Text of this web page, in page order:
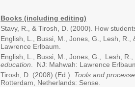
Books (including editing)
Stavy, R., & Tirosh, D. (2000). How
English, L., Bussi, M., Jones, G., Lesh, R.,
Lawrence Erlbaum.
English, L., Bussi, M., Jones, G., Lesh,
education . NJ: Mahwah: Lawrence
Tirosh, D. (2008) (Ed.). Tools and
Rotterdam, Netherlands: Sense.